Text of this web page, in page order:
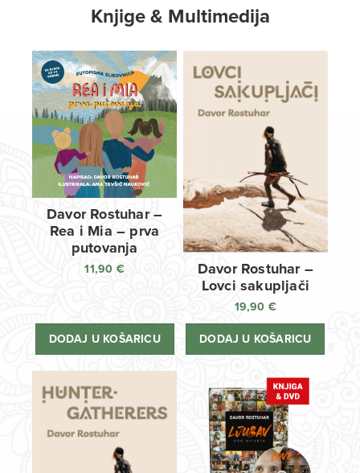
Knjige & Multimedija
Davor Rostuhar –
Rea i Mia – prva
putovanja
11,90 €
DODAJ U KOŠARICU
Davor Rostuhar –
Lovci sakupljači
19,90 €
DODAJ U KOŠARICU